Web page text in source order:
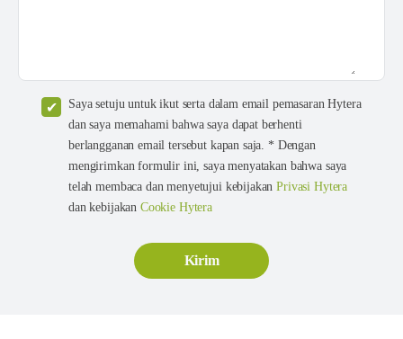
Saya setuju untuk ikut serta dalam email pemasaran Hytera
dan saya memahami bahwa saya dapat berhenti
berlangganan email tersebut kapan saja. * Dengan
mengirimkan formulir ini, saya menyatakan bahwa saya
telah membaca dan menyetujui kebijakanPrivasi Hytera
dan kebijakan Cookie Hytera